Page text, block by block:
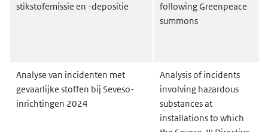
stikstofemissie en -depositie
following Greenpeace
summons
Analyse van incidenten met
gevaarlijke stoffen bij Seveso-
inrichtingen 2024
Analysis of incidents
involving hazardous
substances at
installations to which